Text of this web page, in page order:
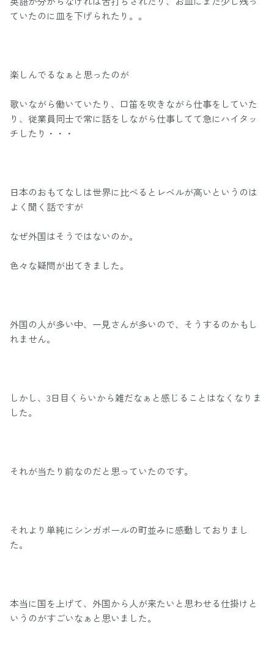
ていたのに皿を下げられたり。。
楽しんでるなぁと思ったのが
歌いながら働いていたり、口笛を吹きながら仕事をしていた
り、従業員同士で常に話をしながら仕事してて急にハイタッ
チしたり・・・
日本のおもてなしは世界に比べるとレベルが高いというのは
よく聞く話ですが
なぜ外国はそうではないのか。
色々な疑問が出てきました。
外国の人が多い中、一見さんが多いので、そうするのかもし
れません。
しかし、3日目くらいから雑だなぁと感じることはなくなりま
した。
それが当たり前なのだと思っていたのです。
それより単純にシンガポールの町並みに感動しておりまし
た。
本当に国を上げて、外国から人が来たいと思わせる仕掛けと
いうのがすごいなぁと思いました。